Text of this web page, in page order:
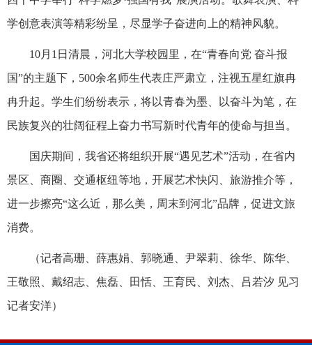
学创意表演等精彩纷呈，尽显学子奋进向上的精神风貌。
10月1日清晨，河北大学校园里，在“青春向党 奋斗报
国”的主题下，500余名师生代表庄严肃立，注视五星红旗冉
冉升起。学生们纷纷表示，将以青春为墨、以奋斗为笔，在
民族复兴的壮阔征程上奋力书写新时代青年的使命与担当。
国庆期间，我省还将组织开展“遇见艺术”活动，在省内
景区、商圈、交通枢纽等地，开展艺术快闪、旅游推介等，
进一步擦亮“这么近，那么美，周末到河北”品牌，促进文旅
消费。
（记者高珊、薛惠娟、郭晓通、尹翠莉、徐华、陈华、
王敬照、戴绍志、焦磊、田恬、王育民、刘杰、吕若汐 见习
记者安洋）